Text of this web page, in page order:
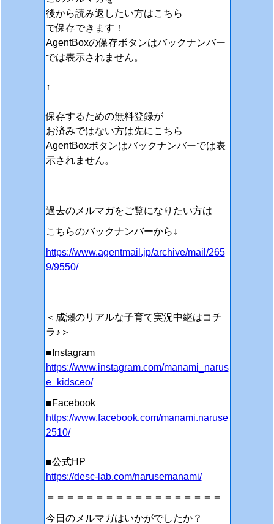
後から読み返したい方はこちら
で保存できます！
AgentBoxの保存ボタンはバックナンバー
では表示されません。
↑
保存するための無料登録が
お済みではない方は先にこちら
AgentBoxボタンはバックナンバーでは表
示されません。
過去のメルマガをご覧になりたい方は
こちらのバックナンバーから↓
https://www.agentmail.jp/archive/mail/265
9/9550/
＜成瀬のリアルな子育て実況中継はコチ
ラ♪＞
■Instagram
https://www.instagram.com/manami_narus
e_kidsceo/
■Facebook
https://www.facebook.com/manami.naruse
2510/
■公式HP
https://desc-lab.com/narusemanami/
＝＝＝＝＝＝＝＝＝＝＝＝＝＝＝＝＝＝
今日のメルマガはいかがでしたか？